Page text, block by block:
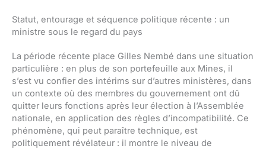
Statut, entourage et séquence politique récente : un
ministre sous le regard du pays
La période récente place Gilles Nembé dans une situation
particulière : en plus de son portefeuille aux Mines, il
s’est vu confier des intérims sur d’autres ministères, dans
un contexte où des membres du gouvernement ont dû
quitter leurs fonctions après leur élection à l’Assemblée
nationale, en application des règles d’incompatibilité. Ce
phénomène, qui peut paraître technique, est
politiquement révélateur : il montre le niveau de